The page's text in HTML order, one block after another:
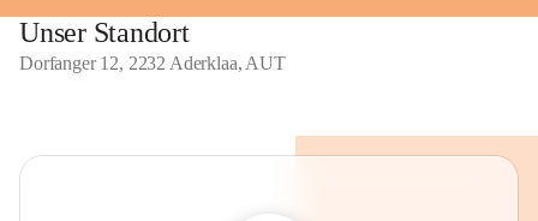
Unser Standort
Dorfanger 12, 2232 Aderklaa, AUT